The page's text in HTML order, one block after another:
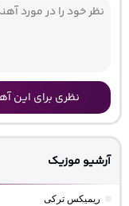
نظری برای این
آرشیو موزیک
ریمیکس ترکی